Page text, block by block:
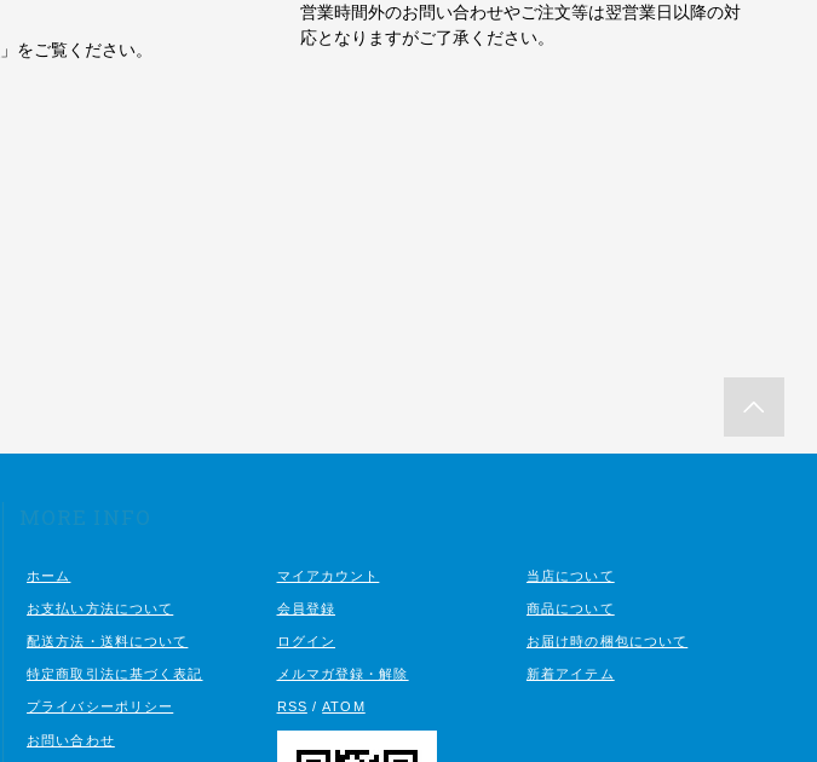
」をご覧ください。
営業時間外のお問い合わせやご注文等は翌営業日以降の対
応となりますがご了承ください。
MORE INFO
ホーム
お支払い方法について
配送方法・送料について
特定商取引法に基づく表記
プライバシーポリシー
お問い合わせ
マイアカウント
会員登録
ログイン
メルマガ登録・解除
RSS /ATOM
当店について
商品について
お届け時の梱包について
新着アイテム